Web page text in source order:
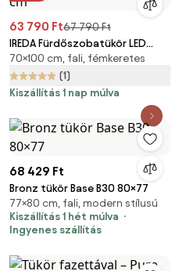
63 790 Ft67 790 Ft
IREDA Fürdőszobatükör LED
világítással 100 x 70 cm
70×100 cm, fali, fémkeretes
(1)
Kiszállítás 1 nap múlva
68 429 Ft
Bronz tükör Base B30 80×77
77×80 cm, fali, modern stílusú
Kiszállítás 1 hét múlva
Ingyenes szállítás